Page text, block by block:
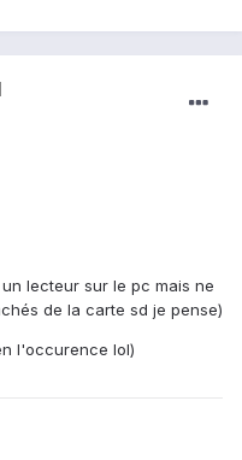
lecteur sur le pc mais ne
de la carte sd je pense)
l'occurence lol)